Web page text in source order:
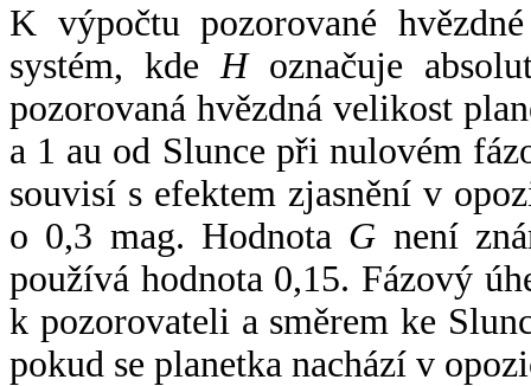
K výpočtu pozorované
systém, kde Hoznačuje
pozorovaná hvězdná velikost
a 1 au od Slunce při nulovém
souvisí s efektem zjasnění v
o 0,3 mag. Hodnota G není
používá hodnota 0,15. Fázový
k pozorovateli a směrem ke
pokud se planetka nachází v